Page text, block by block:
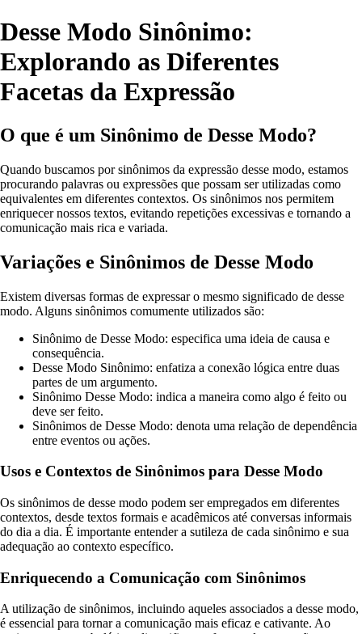
Desse Modo Sinônimo:
Explorando as Diferentes
Facetas da Expressão
O que é um Sinônimo de Desse Modo?
Quando buscamos por sinônimos da expressão desse modo, estamos
procurando palavras ou expressões que possam ser utilizadas como
equivalentes em diferentes contextos. Os sinônimos nos permitem
enriquecer nossos textos, evitando repetições excessivas e tornando a
comunicação mais rica e variada.
Variações e Sinônimos de Desse Modo
Existem diversas formas de expressar o mesmo significado de desse
modo. Alguns sinônimos comumente utilizados são:
Sinônimo de Desse Modo: especifica uma ideia de causa e
consequência.
Desse Modo Sinônimo: enfatiza a conexão lógica entre duas
partes de um argumento.
Sinônimo Desse Modo: indica a maneira como algo é feito ou
deve ser feito.
Sinônimos de Desse Modo: denota uma relação de dependência
entre eventos ou ações.
Usos e Contextos de Sinônimos para Desse Modo
Os sinônimos de desse modo podem ser empregados em diferentes
contextos, desde textos formais e acadêmicos até conversas informais
do dia a dia. É importante entender a sutileza de cada sinônimo e sua
adequação ao contexto específico.
Enriquecendo a Comunicação com Sinônimos
A utilização de sinônimos, incluindo aqueles associados a desse modo,
é essencial para tornar a comunicação mais eficaz e cativante. Ao